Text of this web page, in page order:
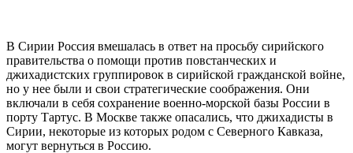
В Сирии Россия вмешалась в ответ на просьбу сирийского
правительства о помощи против повстанческих и
джихадистских группировок в сирийской гражданской войне,
но у нее были и свои стратегические соображения. Они
включали в себя сохранение военно-морской базы России в
порту Тартус. В Москве также опасались, что джихадисты в
Сирии, некоторые из которых родом с Северного Кавказа,
могут вернуться в Россию.